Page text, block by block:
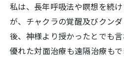
私は、長年呼吸法や瞑想を続
が、チャクラの覚醒及びクン
後、神様より授かったとでも
優れた対面治療も遠隔治療も